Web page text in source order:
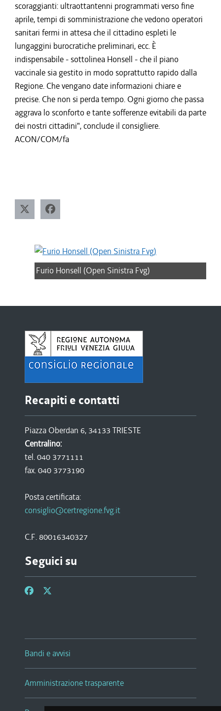
scoraggianti: ultraottantenni programmati verso fine
aprile, tempi di somministrazione che vedono operatori
sanitari fermi in attesa che il cittadino espleti le
lungaggini burocratiche preliminari, ecc. È
indispensabile - sottolinea Honsell - che il piano
vaccinale sia gestito in modo soprattutto rapido dalla
Regione. Che vengano date informazioni chiare e
precise. Che non si perda tempo. Ogni giorno che passa
aggrava lo sconforto e tante sofferenze evitabili da parte
dei nostri cittadini", conclude il consigliere.
ACON/COM/fa
Furio Honsell (Open Sinistra Fvg)
Recapiti e contatti
Piazza Oberdan 6, 34133 TRIESTE
Centralino:
tel. 040 3771111
fax. 040 3773190
Posta certificata:
consiglio@certregione.fvg.it
C.F. 80016340327
Seguici su
Bandi e avvisi
Amministrazione trasparente